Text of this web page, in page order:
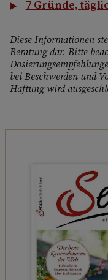
7 Gründe,
Diese Informationen
Beratung dar. Bitte
bei Beschwerden und
Haftung wird